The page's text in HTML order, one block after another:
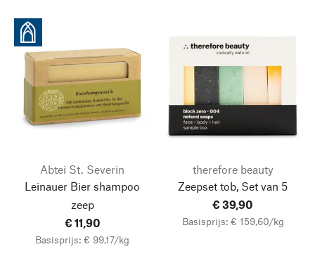
Abtei St. Severin
Leinauer Bier shampoo
zeep
€ 11,90
Basisprijs: € 99,17/kg
therefore beauty
Zeepset tob, Set van 5
€ 39,90
Basisprijs: € 159,60/kg